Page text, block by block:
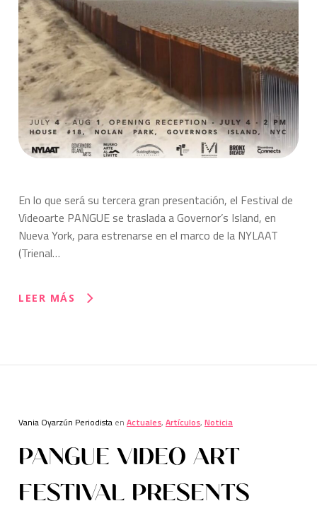
En lo que será su tercera gran presentación, el Festival de
Videoarte PANGUE se traslada a Governor’s Island, en
Nueva York, para estrenarse en el marco de la NYLAAT
(Trienal…
LEER MÁS
Vania Oyarzún Periodista en Actuales, Artículos, Noticia
PANGUE VIDEO ART
FESTIVAL PRESENTS